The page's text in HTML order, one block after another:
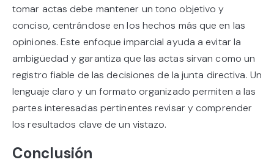
tomar actas debe mantener un tono objetivo y
conciso, centrándose en los hechos más que en las
opiniones. Este enfoque imparcial ayuda a evitar la
ambigüedad y garantiza que las actas sirvan como un
registro fiable de las decisiones de la junta directiva. Un
lenguaje claro y un formato organizado permiten a las
partes interesadas pertinentes revisar y comprender
los resultados clave de un vistazo.
Conclusión